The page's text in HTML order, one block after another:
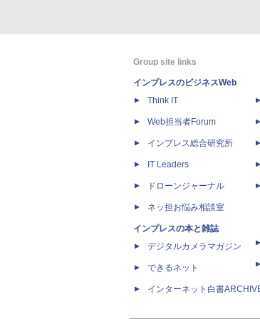
Group site links
インプレスのビジネスWeb
Think IT
Web担当者Forum
インプレス総合研究所
IT Leaders
ドローンジャーナル
ネッ担お悩み相談室
インプレスの本と雑誌
デジタルカメラマガジン
できるネット
インターネット白書